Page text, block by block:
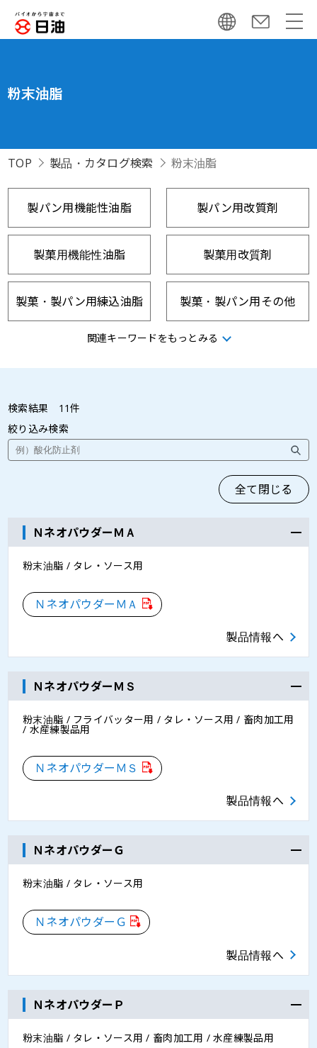
粉末油脂
TOP 製品・カタログ検索 粉末油脂
製パン用機能性油脂 製パン用改質剤
製菓用機能性油脂 製菓用改質剤
製菓・製パン用練込油脂 製菓・製パン用その他
関連キーワードをもっとみる
検索結果 11件
絞り込み検索
全て閉じる
ＮネオパウダーＭＡ
粉末油脂 / タレ・ソース用
ＮネオパウダーＭＡ
製品情報へ
ＮネオパウダーＭＳ
粉末油脂 / フライバッター用 / タレ・ソース用 / 畜肉加工用
/ 水産練製品用
ＮネオパウダーＭＳ
製品情報へ
ＮネオパウダーＧ
粉末油脂 / タレ・ソース用
ＮネオパウダーＧ
製品情報へ
ＮネオパウダーＰ
粉末油脂 / タレ・ソース用 / 畜肉加工用 / 水産練製品用